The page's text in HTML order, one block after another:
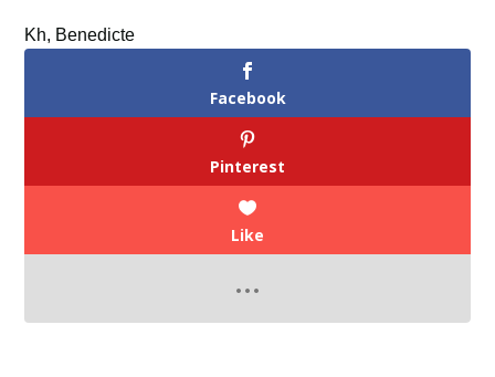
Kh, Benedicte
Facebook
Pinterest
Like